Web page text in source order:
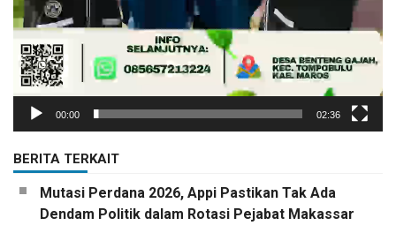
00:00 02:36
BERITA TERKAIT
Mutasi Perdana 2026, Appi Pastikan Tak Ada
Dendam Politik dalam Rotasi Pejabat Makassar